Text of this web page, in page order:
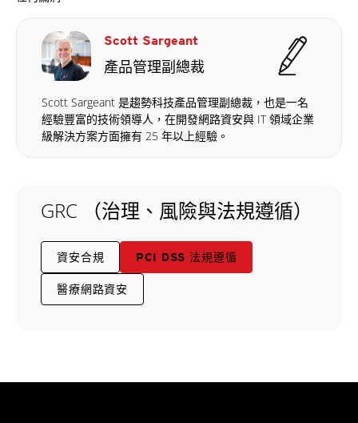
Scott Sargeant
產品管理副總裁
Scott Sargeant 是趨勢科技產品管理副總裁，也是一名
經驗豐富的技術領導人，在開發網路資安與 IT 領域企業
級解決方案方面擁有 25 年以上經驗。
GRC （治理、風險與法規遵循）
資安合規 PCI DSS 法規遵循
醫療網路資安